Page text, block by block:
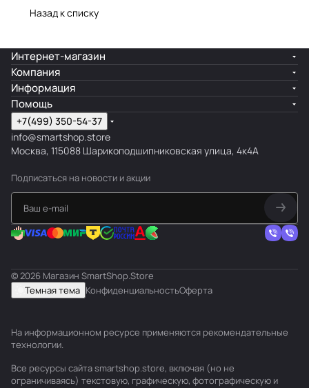
Назад к списку
Интернет-магазин
Компания
Информация
Помощь
+7(499) 350-54-37
info@smartshop.store
Москва, 115088 Шарикоподшипниковская улица, 4к4А
Подписаться на новости и акции
© 2026 Магазин SmartShop.Store
Темная тема КонфиденциальностьОферта
На информационном ресурсе применяются рекомендательные
технологии.
Все ресурсы сайта smartshop.store, включая (но не
ограничиваясь) текстовую, графическую, фотографическую и